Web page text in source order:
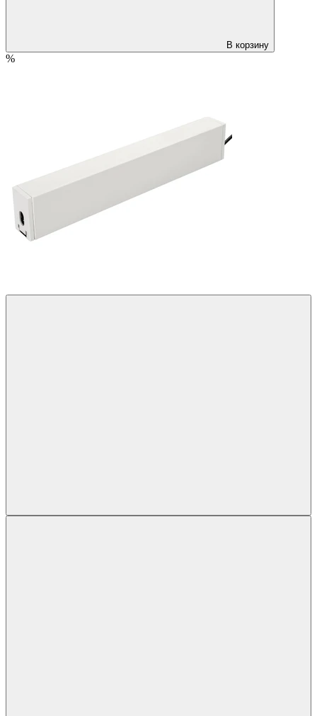
В корзину
%